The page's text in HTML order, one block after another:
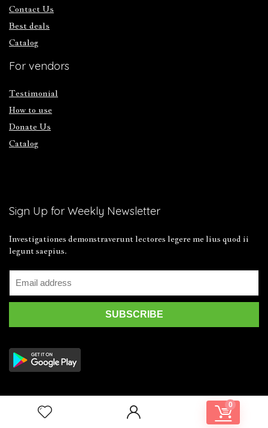
0
Contact Us
Best deals
Catalog
For vendors
Testimonial
How to use
Donate Us
Catalog
Sign Up for Weekly Newsletter
Investigationes demonstraverunt lectores legere me lius quod ii
legunt saepius.
2019 Wpsoul.com Design. All rights reserved.